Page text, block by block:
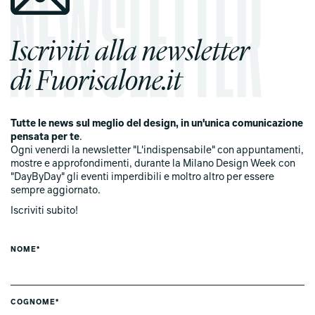
Iscriviti alla newsletter
di Fuorisalone.it
Tutte le news sul meglio del design, in un'unica comunicazione
pensata per te.
Ogni venerdi la newsletter "L'indispensabile" con appuntamenti,
mostre e approfondimenti, durante la Milano Design Week con
"DayByDay" gli eventi imperdibili e moltro altro per essere
sempre aggiornato.
Iscriviti subito!
NOME*
COGNOME*